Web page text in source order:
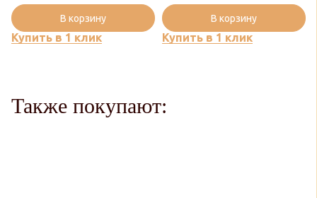
Купить в 1 клик
В корзину
Купить в 1 клик
В корзину
Также покупают: